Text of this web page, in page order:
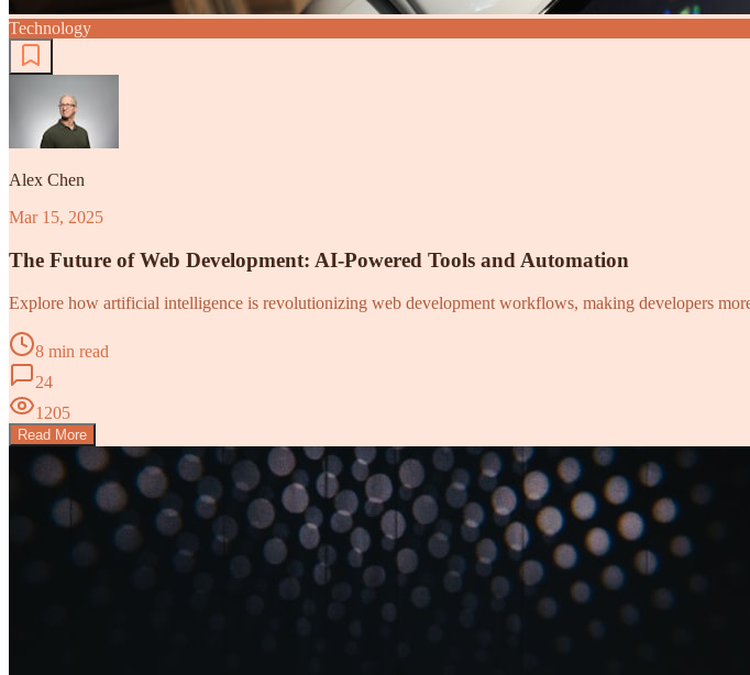
Technology
Alex Chen
Mar 15, 2025
The Future of Web Development: AI-Powered Tools and Automation
Explore how artificial intelligence is revolutionizing web development workflows, making developers
8 min read
24
1205
Read More